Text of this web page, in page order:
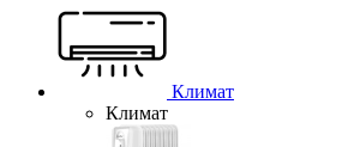
Климат
Климат